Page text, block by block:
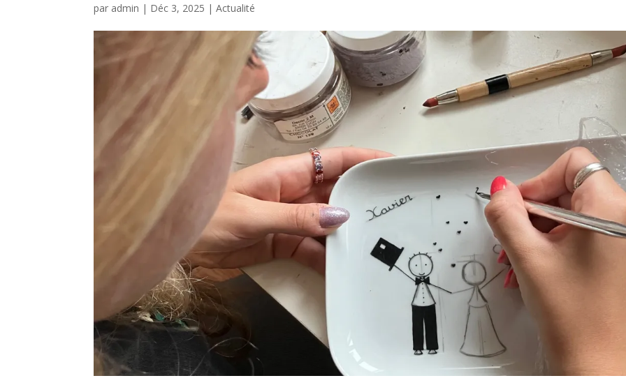
par admin | Déc 3, 2025 |Actualité